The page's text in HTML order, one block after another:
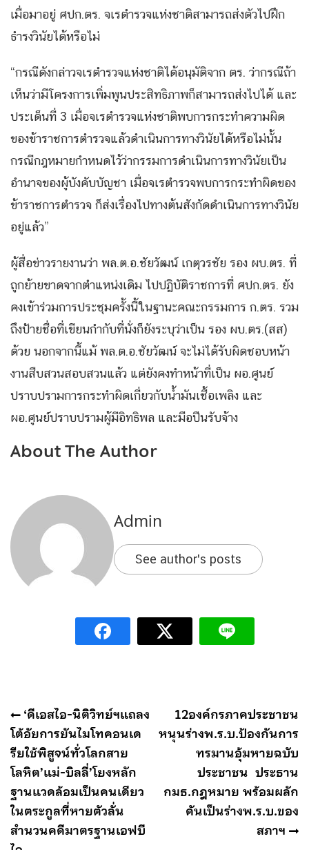
เมื่อมาอยู่ ศปก.ตร. จเรตำรวจแห่งชาติสามารถส่งตัวไปฝึก
ธำรงวินัยได้หรือไม่
“กรณีดังกล่าวจเรตำรวจแห่งชาติได้อนุมัติจาก ตร. ว่ากรณีถ้า
เห็นว่ามีโครงการเพิ่มพูนประสิทธิภาพก็สามารถส่งไปได้ และ
ประเด็นที่ 3 เมื่อจเรตำรวจแห่งชาติพบการกระทำความผิด
ของข้าราชการตำรวจแล้วดำเนินการทางวินัยได้หรือไม่นั้น
กรณีกฎหมายกำหนดไว้ว่ากรรมการดำเนินการทางวินัยเป็น
อำนาจของผู้บังคับบัญชา เมื่อจเรตำรวจพบการกระทำผิดของ
ข้าราชการตำรวจ ก็ส่งเรื่องไปทางต้นสังกัดดำเนินการทางวินัย
อยู่แล้ว”
ผู้สื่อข่าวรายงานว่า พล.ต.อ.ชัยวัฒน์ เกตุวรชัย รอง ผบ.ตร. ที่
ถูกย้ายขาดจากตำแหน่งเดิม ไปปฏิบัติราชการที่ ศปก.ตร. ยัง
คงเข้าร่วมการประชุมครั้งนี้ในฐานะคณะกรรมการ ก.ตร. รวม
ถึงป้ายชื่อที่เขียนกำกับที่นั่งก็ยังระบุว่าเป็น รอง ผบ.ตร.(สส)
ด้วย นอกจากนี้แม้ พล.ต.อ.ชัยวัฒน์ จะไม่ได้รับผิดชอบหน้า
งานสืบสวนสอบสวนแล้ว แต่ยังคงทำหน้าที่เป็น ผอ.ศูนย์
ปราบปรามการกระทำผิดเกี่ยวกับน้ำมันเชื้อเพลิง และ
ผอ.ศูนย์ปราบปรามผู้มีอิทธิพล และมือปืนรับจ้าง
About The Author
Admin
See author's posts
แนะแนว
เรื่อง
‘ดีเอสไอ-นิติวิทย์ฯแถลง
โต้อัยการยันไมโทคอนเด
รียใช้พิสูจน์ทั่วโลกสาย
โลหิต’แม่-บิลลี่’โยงหลัก
ฐานแวดล้อมเป็นคนเดียว
ในตระกูลที่หายตัวลั่น
สำนวนคดีมาตรฐานเอฟบี
12องค์กรภาคประชาชน
หนุนร่างพ.ร.บ.ป้องกันการ
ทรมานอุ้มหายฉบับ
ประชาชน ประธาน
กมธ.กฎหมาย พร้อมผลัก
ดันเป็นร่างพ.ร.บ.ของ
สภาฯ